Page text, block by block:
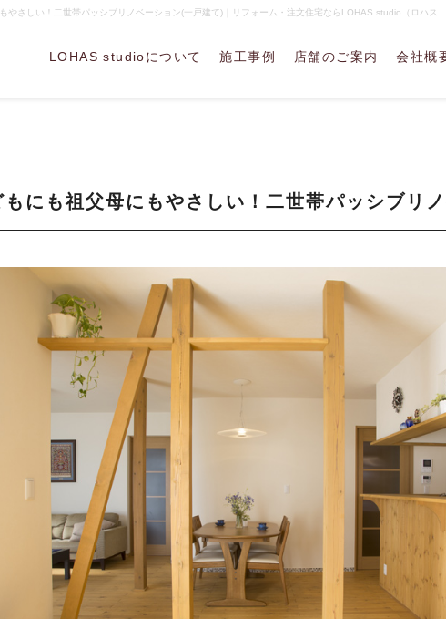
やさしい！二世帯パッシブリノベーション(一戸建て)｜リフォーム・注文住宅ならLOHAS studio（ロハス
LOHAS studioについて 施工事例 店舗のご案内 会社概
にも祖父母にもやさしい！二世帯パッシブリ